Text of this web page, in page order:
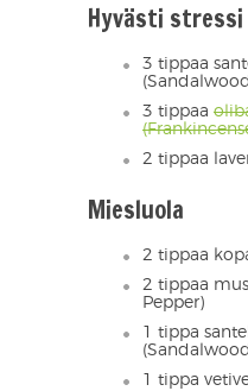
Hyvästi stressi
3 tippaa
3 tippaa
2 tippaa
Miesluola
2 tippaa
2 tippaa
Pepper)
1 tippa
1 tippa